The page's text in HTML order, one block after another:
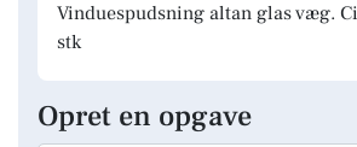
Vinduespudsning altan glas væg.
stk
Opret en opgave